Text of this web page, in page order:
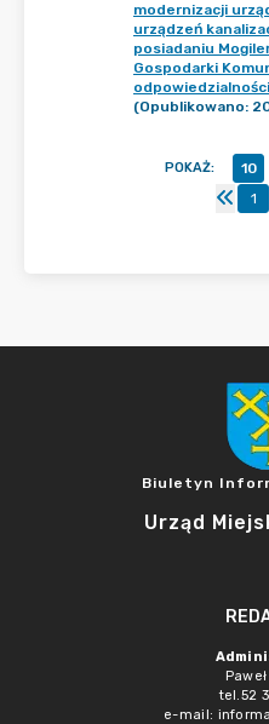
modernizacji
urządzeń
posiadaniu
Gospodarki
(Opublikowano:
POKAŻ: 10
1
Biuletyn
Urząd
tel.52
e-mail: